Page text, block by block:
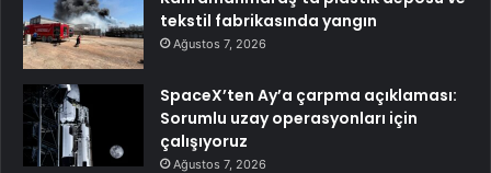
tekstil fabrikasında yangın
Ağustos 7, 2026
SpaceX’ten Ay’a çarpma açıklaması:
Sorumlu uzay operasyonları için
çalışıyoruz
Ağustos 7, 2026